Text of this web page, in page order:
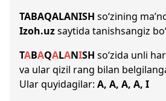
TABAQALANISH so‘zining
Izoh.uzsaytida tanishsangiz
TABAQALANISH so‘zida unli
va ular qizil rang bilan
Ular quyidagilar: A, A, A, A, I